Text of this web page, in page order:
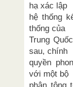
hạ xác lập
hệ thống
thống của
Trung
sau, chính
quyền
với một bộ